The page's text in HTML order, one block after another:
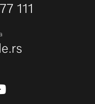
111